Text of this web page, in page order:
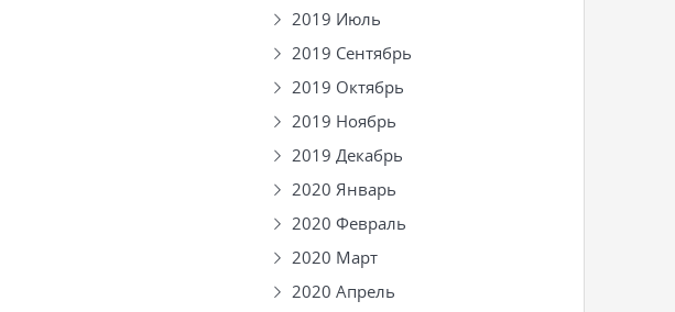
2019 Июль
2019 Сентябрь
2019 Октябрь
2019 Ноябрь
2019 Декабрь
2020 Январь
2020 Февраль
2020 Март
2020 Апрель